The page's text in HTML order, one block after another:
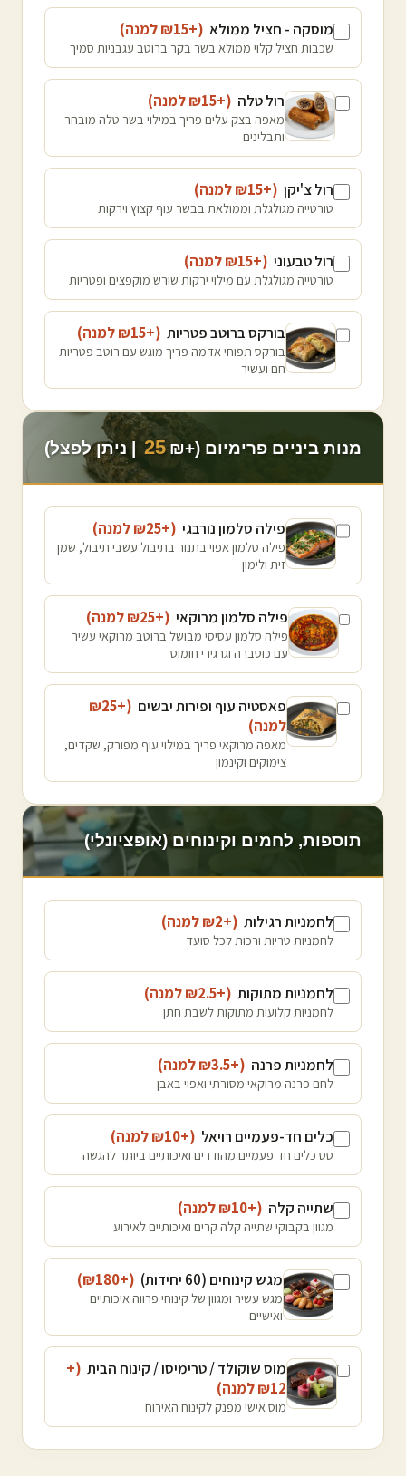
מוסקה - חציל ממולא (+₪
15 למנה)
שכבות חציל קלוי ממולא בשר בקר ברוטב עגבניות סמיך
רול טלה (+₪
15 למנה)
מאפה בצק עלים פריך במילוי בשר טלה מובחר
ותבלינים
רול צ'יקן (+₪
15 למנה)
טורטייה מגולגלת וממולאת בבשר עוף קצוץ וירקות
רול טבעוני (+₪
15 למנה)
טורטייה מגולגלת עם מילוי ירקות שורש מוקפצים ופטריות
בורקס ברוטב פטריות (+₪
15 למנה)
בורקס תפוחי אדמה פריך מוגש עם רוטב פטריות
חם ועשיר
מנות ביניים פרימיום (+₪ 25 | ניתן לפצל)
פילה סלמון נורבגי (+₪
25 למנה)
פילה סלמון אפוי בתנור בתיבול עשבי תיבול, שמן
זית ולימון
פילה סלמון מרוקאי (+₪
25 למנה)
פילה סלמון עסיסי מבושל ברוטב מרוקאי עשיר
עם כוסברה וגרגירי חומוס
פאסטיה עוף ופירות יבשים (+₪
25
למנה)
מאפה מרוקאי פריך במילוי עוף מפורק, שקדים,
צימוקים וקינמון
תוספות, לחמים וקינוחים (אופציונלי)
לחמניות רגילות (+₪
2 למנה)
לחמניות טריות ורכות לכל סועד
לחמניות מתוקות (+₪
2.5 למנה)
לחמניות קלועות מתוקות לשבת חתן
לחמניות פרנה (+₪
3.5 למנה)
לחם פרנה מרוקאי מסורתי ואפוי באבן
כלים חד-פעמיים רויאל (+₪
10 למנה)
סט כלים חד פעמיים מהודרים ואיכותיים ביותר להגשה
שתייה קלה (+₪
10 למנה)
מגוון בקבוקי שתייה קלה קרים ואיכותיים לאירוע
מגש קינוחים (60 יחידות) (+₪
180
)
מגש עשיר ומגוון של קינוחי פרווה איכותיים
ואישיים
מוס שוקולד / טרימיסו / קינוח הבית (+
₪12 למנה)
מוס אישי מפנק לקינוח האירוח